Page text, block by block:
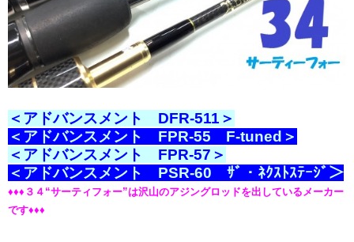
＜アドバンスメント DFR-511＞
＜アドバンスメント FPR-55 F‐tuned＞
＜アドバンスメント FPR-57＞
＜アドバンスメント PSR-60 ｻﾞ・ﾈｸｽﾄｽﾃｰｼﾞ＞
♦♦♦３４“サーティフォー”は沢山のアジングロッドを出しているメーカー
です♦♦♦